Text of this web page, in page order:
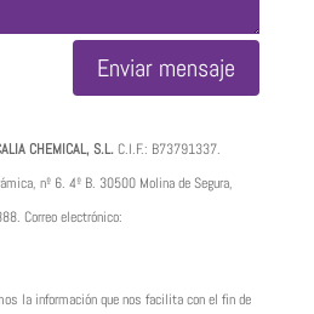
Enviar mensaje
CHEMICAL, S.L.C.I.F.: B73791337.
nº 6. 4º B. 30500 Molina de Segura,
. Correo electrónico:
la información que nos facilita con el fin de